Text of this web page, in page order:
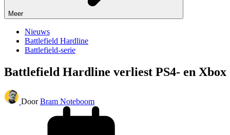
Meer
Nieuws
Battlefield Hardline
Battlefield-serie
Battlefield Hardline verliest PS4- en Xbox
Door Bram Noteboom